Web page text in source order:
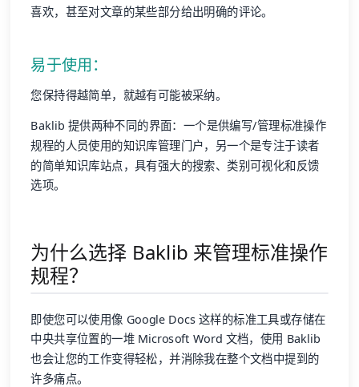
喜欢，甚至对文章的某些部分给出明确的评论。
易于使用：
您保持得越简单，就越有可能被采纳。
Baklib 提供两种不同的界面：一个是供编写/管理标准操作
规程的人员使用的知识库管理门户，另一个是专注于读者
的简单知识库站点，具有强大的搜索、类别可视化和反馈
选项。
为什么选择 Baklib 来管理标准操作
规程？
即使您可以使用像 Google Docs 这样的标准工具或存储在
中央共享位置的一堆 Microsoft Word 文档，使用 Baklib
也会让您的工作变得轻松，并消除我在整个文档中提到的
许多痛点。